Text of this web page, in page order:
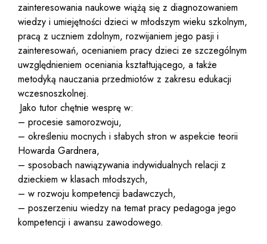
zainteresowania naukowe wiążą się z diagnozowaniem
wiedzy i umiejętności dzieci w młodszym wieku szkolnym,
pracą z uczniem zdolnym, rozwijaniem jego pasji i
zainteresowań, ocenianiem pracy dzieci ze szczególnym
uwzględnieniem oceniania kształtującego, a także
metodyką nauczania przedmiotów z zakresu edukacji
wczesnoszkolnej.
Jako tutor chętnie wesprę w:
– procesie samorozwoju,
– określeniu mocnych i słabych stron w aspekcie teorii
Howarda Gardnera,
– sposobach nawiązywania indywidualnych relacji z
dzieckiem w klasach młodszych,
– w rozwoju kompetencji badawczych,
– poszerzeniu wiedzy na temat pracy pedagoga jego
kompetencji i awansu zawodowego.